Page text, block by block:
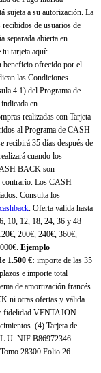
sujeta a su autorización. La
de usuarios de
separada abierta en
tu tarjeta aquí:
ofrecido por el
las Condiciones
4.1) del Programa de
en
realizadas con Tarjeta
al Programa de CASH
35 días después de
cuando los
BACK son
contrario. Los CASH
Consulta los
. Oferta válida hasta
10, 12, 18, 24, 36 y 48
200€, 240€, 360€,
Ejemplo
1.500 €: importe de las 35
e importe total
de amortización francés.
ni otras ofertas y válida
fidelidad VENTAJON
(4) Tarjeta de
NIF B86972346
28300 Folio 26.